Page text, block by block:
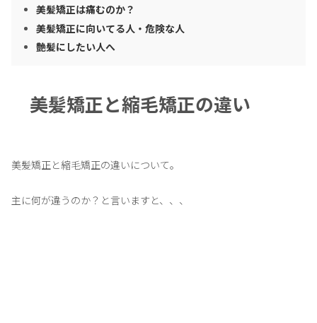
美髪矯正は痛むのか？
美髪矯正に向いてる人・危険な人
艶髪にしたい人へ
美髪矯正と縮毛矯正の違い
美髪矯正と縮毛矯正の違いについて。
主に何が違うのか？と言いますと、、、